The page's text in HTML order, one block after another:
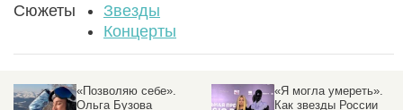
Сюжеты
Звезды
Концерты
«Позволяю себе».
Ольга Бузова
«Я могла умереть».
Как звезды России